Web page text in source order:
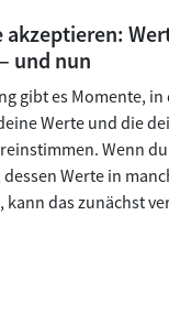
akzeptieren:
und nun
gibt es Momente, in
Werte und die
Wenn
Werte in
kann das zunächst